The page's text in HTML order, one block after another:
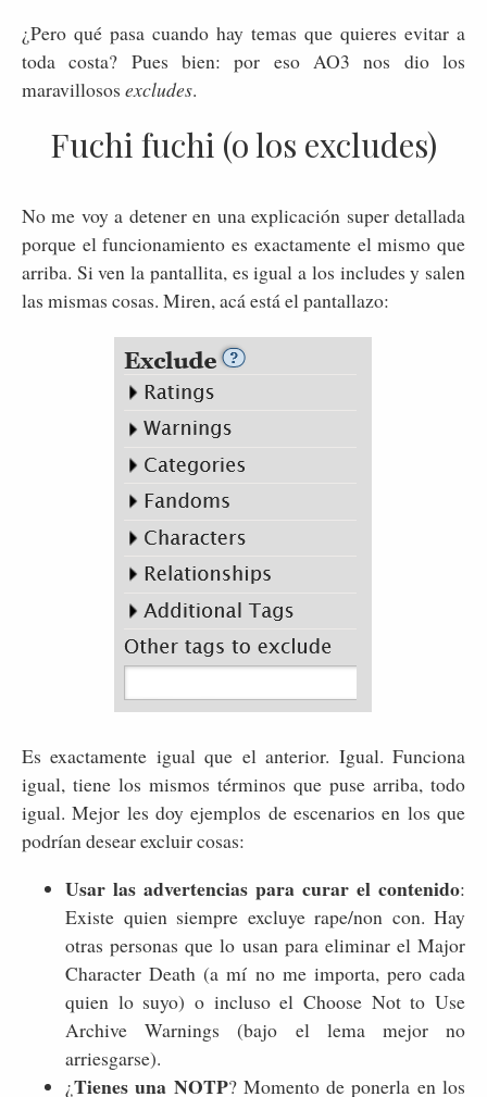
¿Pero qué pasa cuando hay temas que quieres evitar a
toda costa? Pues bien: por eso AO3 nos dio los
maravillosos excludes.
Fuchi fuchi (o los excludes)
No me voy a detener en una explicación super detallada
porque el funcionamiento es exactamente el mismo que
arriba. Si ven la pantallita, es igual a los includes y salen
las mismas cosas. Miren, acá está el pantallazo:
Es exactamente igual que el anterior. Igual. Funciona
igual, tiene los mismos términos que puse arriba, todo
igual. Mejor les doy ejemplos de escenarios en los que
podrían desear excluir cosas:
Usar las advertencias para curar el contenido:
Existe quien siempre excluye rape/non con. Hay
otras personas que lo usan para eliminar el Major
Character Death (a mí no me importa, pero cada
quien lo suyo) o incluso el Choose Not to Use
Archive Warnings (bajo el lema mejor no
arriesgarse).
¿Tienes una NOTP? Momento de ponerla en los